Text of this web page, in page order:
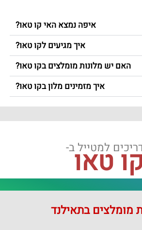
איפה נמצא האי קו טאו?
איך מגיעים לקו טאו?
האם יש מלונות מומלצים בקו טאו?
איך מזמינים מלון בקו טאו?
למטייל ב-
טאו
מומלצים בתאילנד